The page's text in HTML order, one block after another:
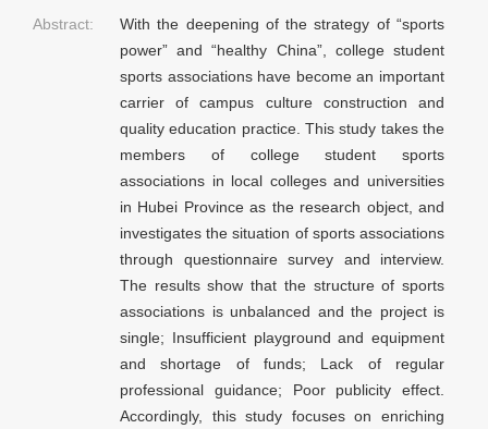
Abstract:
With the deepening of the strategy of “sports
power” and “healthy China”, college student
sports associations have become an important
carrier of campus culture construction and
quality education practice. This study takes the
members of college student sports
associations in local colleges and universities
in Hubei Province as the research object, and
investigates the situation of sports associations
through questionnaire survey and interview.
The results show that the structure of sports
associations is unbalanced and the project is
single; Insufficient playground and equipment
and shortage of funds; Lack of regular
professional guidance; Poor publicity effect.
Accordingly, this study focuses on enriching